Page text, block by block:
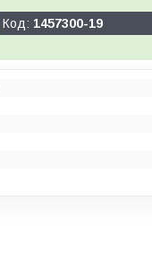
Код: 1457300-19